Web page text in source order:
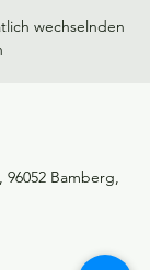
wechselnden
96052 Bamberg,